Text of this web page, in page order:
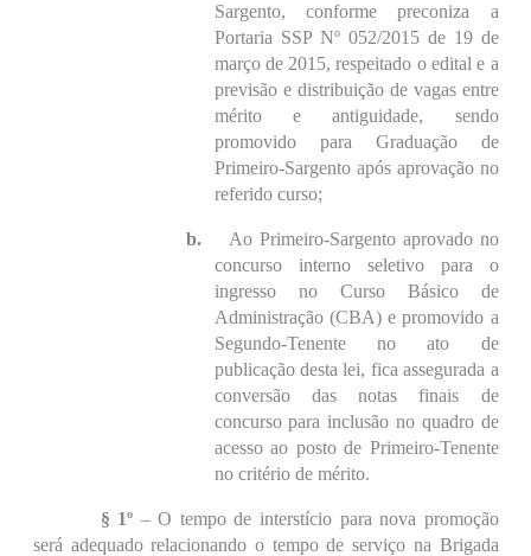
Sargento, conforme preconiza a
Portaria SSP Nº 052/2015 de 19 de
março de 2015, respeitado o edital e a
previsão e distribuição de vagas entre
mérito e antiguidade, sendo
promovido para Graduação de
Primeiro-Sargento após aprovação no
referido curso;
b.
Ao Primeiro-Sargento aprovado no
concurso interno seletivo para o
ingresso no Curso Básico de
Administração (CBA) e promovido a
Segundo-Tenente no ato de
publicação desta lei, fica assegurada a
conversão das notas finais de
concurso para inclusão no quadro de
acesso ao posto de Primeiro-Tenente
no critério de mérito.
§ 1º – O tempo de interstício para nova promoção
será adequado relacionando o tempo de serviço na Brigada